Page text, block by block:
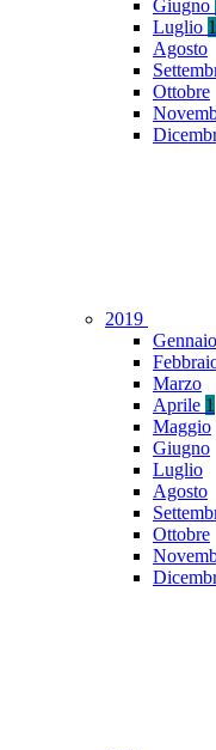
Giugno
Luglio 1
Agosto
Ottobre
2019
Gennaio
Marzo
Aprile 1
Maggio
Giugno
Luglio
Agosto
Ottobre